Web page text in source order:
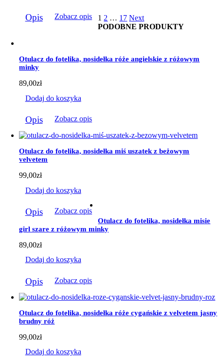
do
184,00zł
produkt
można
wybrać
na
stronie
produktu
Opis Zobacz opis 1 2 … 17 Next
PODOBNE PRODUKTY
Otulacz do fotelika, nosidełka róże angielskie z różowym
minky
89,00zł
Dodaj do koszyka
Opis Zobacz opis
Otulacz do fotelika, nosidełka miś uszatek z beżowym
velvetem
99,00zł
Dodaj do koszyka
Opis Zobacz opis
Otulacz do fotelika, nosidełka misie
girl szare z różowym minky
89,00zł
Dodaj do koszyka
Opis Zobacz opis
Otulacz do fotelika, nosidełka róże cygańskie z velvetem jasny
brudny róż
99,00zł
Dodaj do koszyka